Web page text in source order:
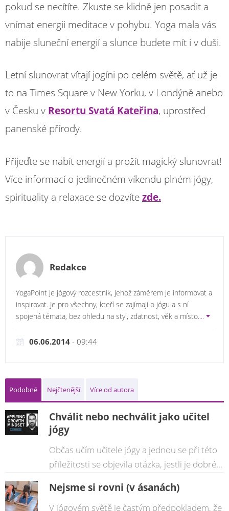
pokud se necítíte. Zkuste se klidně jen posadit a
vnímat energii meditace v pohybu. Yoga mala vás
nabije sluneční energií a slunce budete mít i v duši.
Letní slunovrat vítají jogíni po celém světě, ať už je
to na Times Square v New Yorku, v Londýně anebo
v Česku v Resortu Svatá Kateřina, uprostřed
panenské přírody.
Přijeďte se nabít energií a prožít magický slunovrat!
Více informací o jedinečném víkendu plném jógy,
spirituality a relaxace se dozvítezde.
Redakce
YogaPoint je jógový rozcestník, jehož záměrem je informovat a
inspirovat. Je pro všechny, kteří se zajímají o jógu a s ní
spojená témata, bez ohledu na styl, zdatnost, věk a místo....
06.06.2014 - 09:44
Podobné Nejčtenější Více od autora
Chválit nebo nechválit jako učitel
jógy
Občas učím učitele jógy a jednou se při této
příležitosti se objevila otázka, jestli je dobré...
Nejsme si rovni (v ásanách)
V jógovém světě je častým předpokladem, že